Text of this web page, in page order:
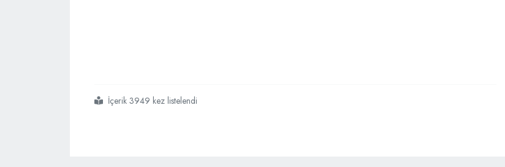
#katar
#2022 fıfa dünya kupası
#haftada 500 milyon dolar harcama
İçerik 3949 kez listelendi